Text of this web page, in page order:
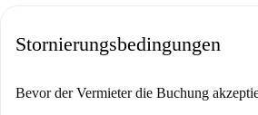
umgeben. Die Igreja da Senhora da Conceição,
Restaurants wie das Café Bugatti, die
Stornierungsbedingungen
Bevor der Vermieter die Buchung